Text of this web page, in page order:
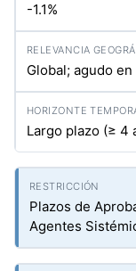
-1.1%
Global; agudo
Largo plazo (≥ 4
Plazos de
Agentes